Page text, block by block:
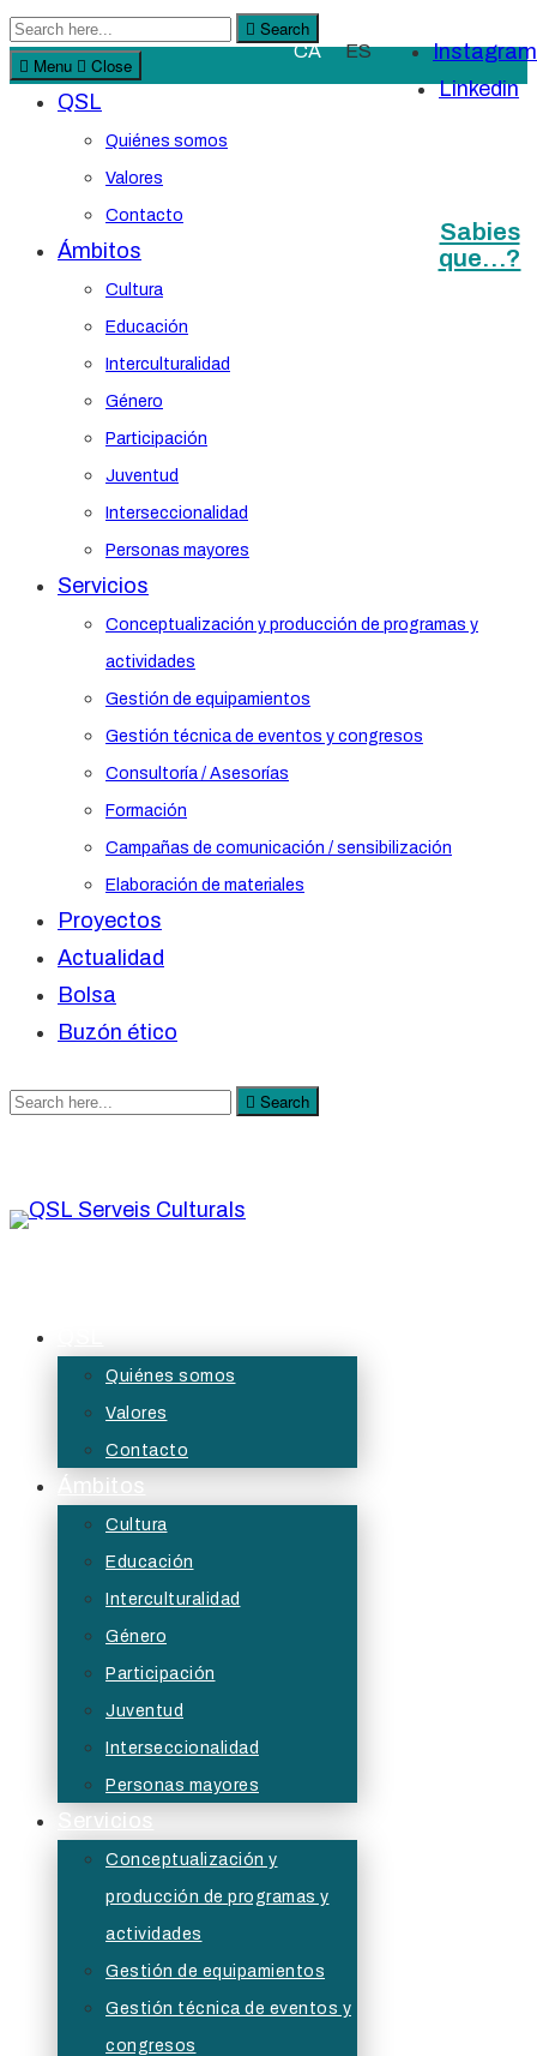
Search
for:
Search
Menu
Close
QSL
Quiénes somos
Valores
Contacto
Ámbitos
Cultura
Educación
Interculturalidad
Género
Participación
Juventud
Interseccionalidad
Personas mayores
Servicios
Conceptualización y producción de programas y
actividades
Gestión de equipamientos
Gestión técnica de eventos y congresos
Consultoría / Asesorías
Formación
Campañas de comunicación / sensibilización
Elaboración de materiales
Proyectos
Actualidad
Bolsa
Buzón ético
Search
Search
CA ES
Instagram
Linkedin
Sabies
que…?
projectes de servei públic des de les àrees de
la cultura, l’educació, la participació i les diversitats.
Quiénes somos
Valores
Contacto
Ámbitos
Cultura
Educación
Interculturalidad
Género
Participación
Juventud
Interseccionalidad
Personas mayores
Servicios
Conceptualización y
producción de programas y
actividades
Gestión de equipamientos
Gestión técnica de eventos y
congresos